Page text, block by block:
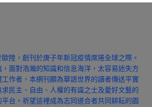
陸，創刊於庚子年新冠疫情席捲全球之際。
面對浩瀚的知識和信息海洋，太容易迷失方
作者，本網刊願為華語世界的讀者傳送平實
民主、自由、人權的有識之士及愛好文藝的
台。祈望這裡成為志同道合者共同耕耘的園